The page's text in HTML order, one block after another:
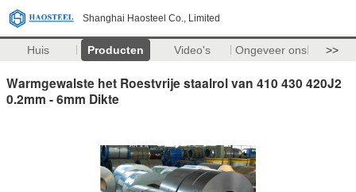
Shanghai Haosteel Co., Limited
Huis Producten Video's Ongeveer ons >>
Warmgewalste het Roestvrije staalrol van 410 430 420J2
0.2mm - 6mm Dikte